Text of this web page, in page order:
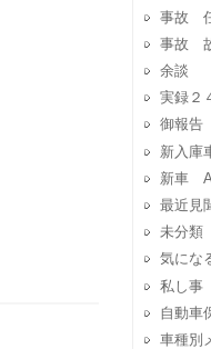
事故
事故
余談
実録２
御報告
新入庫
新車
最近見
未分類
気にな
私し事
自動車
車種別